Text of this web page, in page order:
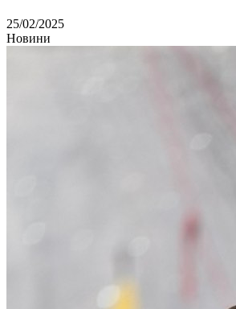
25/02/2025
Новини